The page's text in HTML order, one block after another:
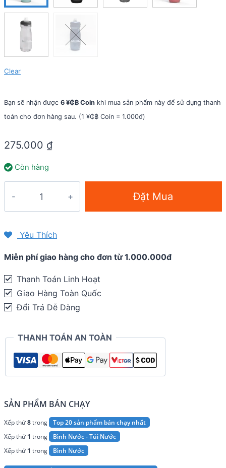
Clear
Bạn sẽ nhận được 6 ¥₵฿ Coin khi mua sản phẩm này để sử dụng thanh
toán cho đơn hàng sau. (1 ¥₵฿ Coin = 1.000đ)
275.000 ₫
Còn hàng
Podium
-
620ml
quantity
Đặt Mua
Yêu Thích
Miễn phí giao hàng cho đơn từ 1.000.000đ
Thanh Toán Linh Hoạt
Giao Hàng Toàn Quốc
Đổi Trả Dễ Dàng
THANH TOÁN AN TOÀN
SẢN PHẨM BÁN CHẠY
Xếp thứ8trong
Top 20 sản phẩm bán chạy nhất
Xếp thứ1 trong
Bình Nước - Túi Nước
Xếp thứ1 trong Bình Nước